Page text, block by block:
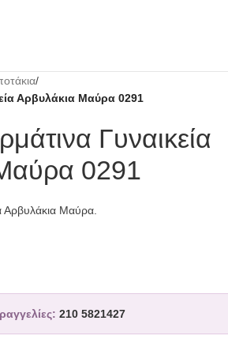
/
Αρβυλάκια Μαύρα 0291
Γυναικεία
0291
Αρβυλάκια Μαύρα.
210 5821427